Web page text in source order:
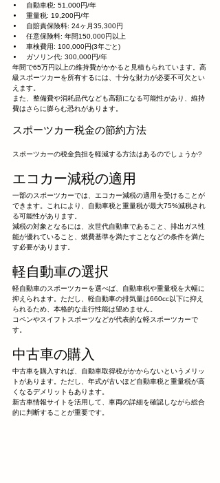
自動車税: 51,000円/年
重量税: 19,200円/年
自賠責保険料: 24ヶ月35,300円
任意保険料: 年間150,000円以上
車検費用: 100,000円(3年ごと)
ガソリン代: 300,000円/年
年間で65万円以上の維持費がかかると見積もられています。高
級スポーツカーを所有するには、十分な財力が必要不可欠とい
えます。
また、整備費や消耗品代なども高額になる可能性があり、維持
費はさらに膨らむ恐れがあります。
スポーツカー税金の節約方法
スポーツカーの税金負担を軽減する方法はあるのでしょうか?
エコカー減税の適用
一部のスポーツカーでは、エコカー減税の適用を受けることが
できます。これにより、自動車税と重量税が最大75%減税され
る可能性があります。
減税の対象となるには、次世代自動車であること、排出ガス性
能が優れていること、燃費基準を満たすことなどの条件を満た
す必要があります。
軽自動車の選択
軽自動車のスポーツカーを選べば、自動車税や重量税を大幅に
抑えられます。ただし、軽自動車の排気量は660cc以下に抑え
られるため、本格的な走行性能は望めません。
コペンやスイフトスポーツなどが代表的な軽スポーツカーで
す。
中古車の購入
中古車を購入すれば、自動車取得税がかからないというメリッ
トがあります。ただし、年式が古いほど自動車税と重量税が高
くなるデメリットもあります。
新古車情報サイトを活用して、車両の詳細を確認しながら総合
的に判断することが重要です。